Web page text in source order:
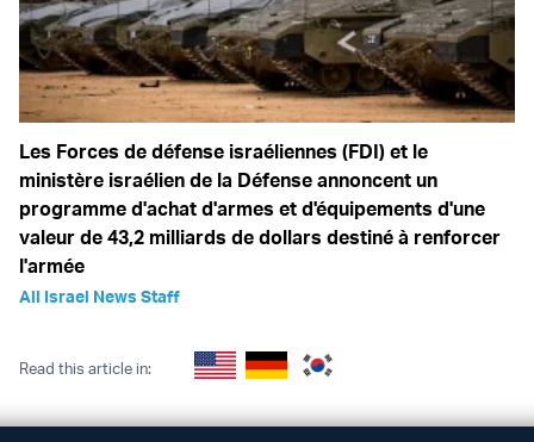
Les Forces de défense israéliennes (FDI) et le
ministère israélien de la Défense annoncent un
programme d'achat d'armes et d'équipements d'une
valeur de 43,2 milliards de dollars destiné à renforcer
l'armée
All Israel News Staff
Read this article in: